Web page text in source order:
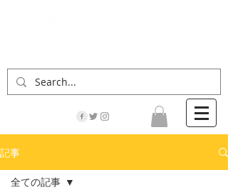
記事
全ての記事